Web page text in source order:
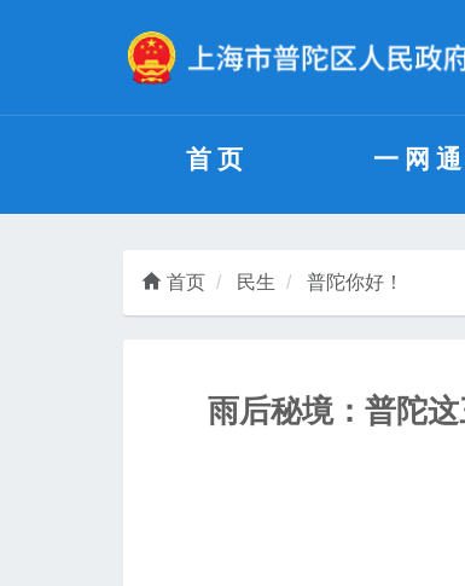
首页 一网
首页 民生 普陀你好！
雨后秘境：普陀